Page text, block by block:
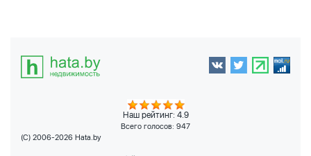
Наш рейтинг: 4.9
Всего голосов: 947
(C) 2006-2026 Hata.by